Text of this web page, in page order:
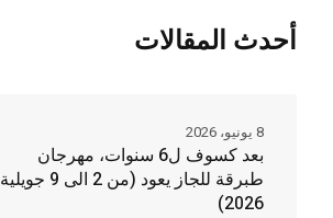
أحدث المقالات
بعد كسوف ل6 سنوات، مهرجان
طبرقة للجاز يعود (من 2 الى 9 جويلية
2026)
8 يونيو، 2026